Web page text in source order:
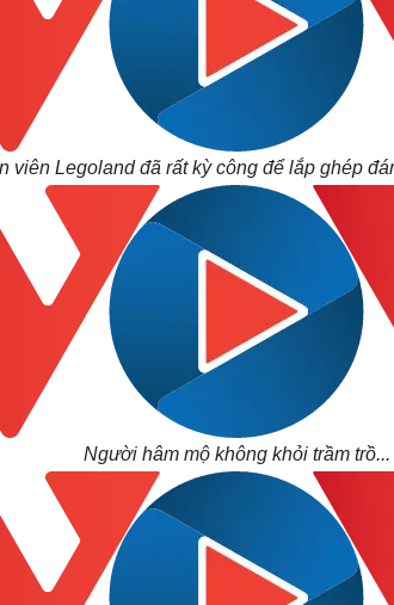
viên Legoland đã rất kỳ công để lắp ghép
Người hâm mộ không khỏi trầm trồ...